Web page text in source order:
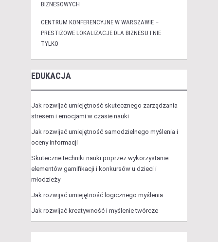
BIZNESOWYCH
CENTRUM KONFERENCYJNE W WARSZAWIE –
PRESTIŻOWE LOKALIZACJE DLA BIZNESU I NIE
TYLKO
EDUKACJA
Jak rozwijać umiejętność skutecznego zarządzania
stresem i emocjami w czasie nauki
Jak rozwijać umiejętność samodzielnego myślenia i
oceny informacji
Skuteczne techniki nauki poprzez wykorzystanie
elementów gamifikacji i konkursów u dzieci i
młodzieży
Jak rozwijać umiejętność logicznego myślenia
Jak rozwijać kreatywność i myślenie twórcze